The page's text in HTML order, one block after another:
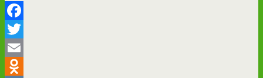
Facebook
Twitter
Email